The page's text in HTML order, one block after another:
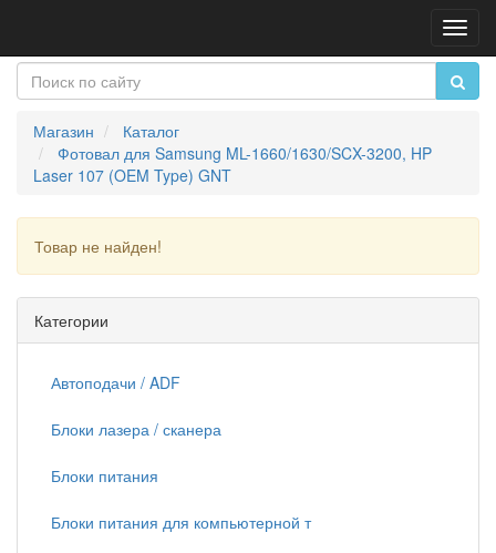
Магазин
Каталог
Фотовал для Samsung ML-1660/1630/SCX-3200, HP
Laser 107 (OEM Type) GNT
Товар не найден!
Категории
Автоподачи / ADF
Блоки лазера / сканера
Блоки питания
Блоки питания для компьютерной т